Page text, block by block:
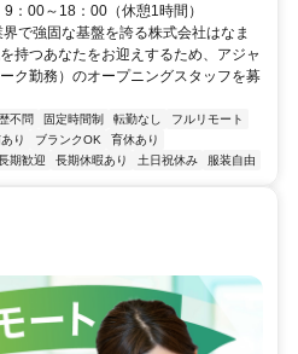
：00～18：00（休憩1時間）
で強固な基盤を誇る株式会社はなま
持つあなたをお迎えするため、アジャ
ク勤務）のオープニングスタッフを募
不問 固定時間制 転勤なし
フルリモート
り ブランクOK
育休あり
期歓迎 長期休暇あり 土日祝休み 服装自由